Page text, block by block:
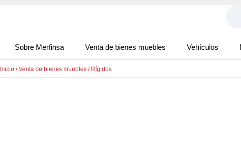
Sobre Merfinsa Venta de bienes muebles Vehículos
Inicio /Venta de bienes muebles / Rígidos